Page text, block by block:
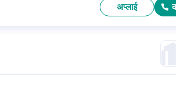
अप्लाई